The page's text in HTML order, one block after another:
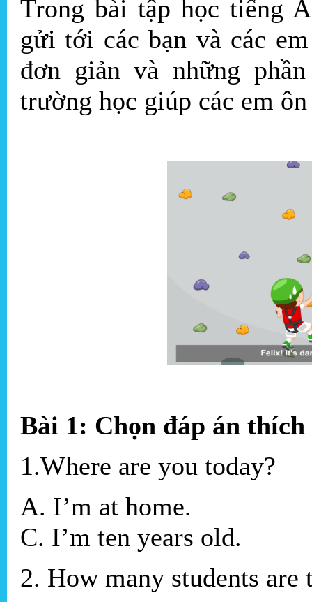
Trong bài tập học tiếng
gửi tới các bạn và các
đơn giản và những
trường học giúp các em
Bài 1: Chọn đáp án thích
1.Where are you today?
A. I’m at home.
C. I’m ten years old.
2. How many students are